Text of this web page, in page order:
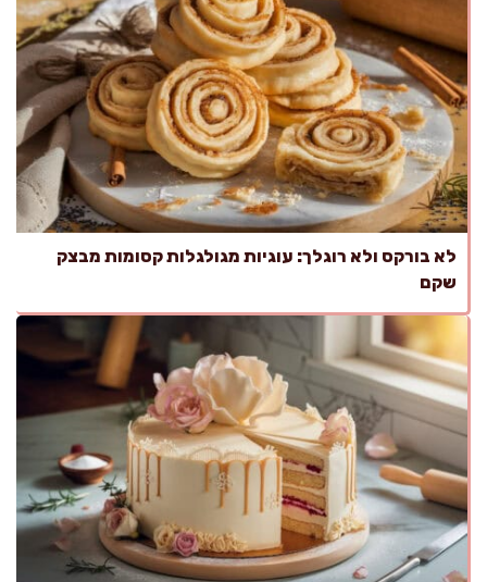
לא בורקס ולא רוגלך: עוגיות מגולגלות קסומות מבצק
שקם